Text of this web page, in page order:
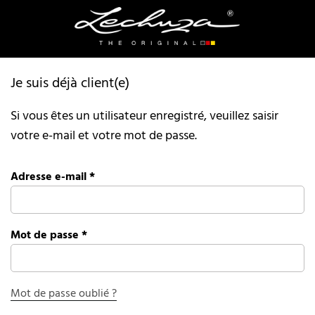
Je suis déjà client(e)
Si vous êtes un utilisateur enregistré, veuillez saisir
votre e-mail et votre mot de passe.
Adresse e-mail*
Mot de passe*
Mot de passe oublié ?